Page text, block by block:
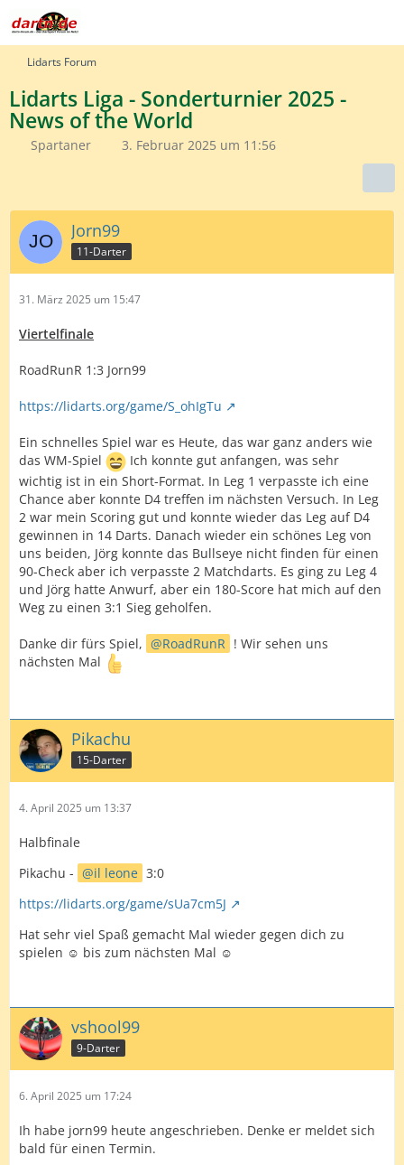
Lidarts Forum
Lidarts Liga - Sonderturnier 2025 -
News of the World
Spartaner 3. Februar 2025 um 11:56
Jorn99
11-Darter
31. März 2025 um 15:47
Viertelfinale
RoadRunR 1:3 Jorn99
https://lidarts.org/game/S_ohIgTu
Ein schnelles Spiel war es Heute, das war ganz anders wie
das WM-Spiel
Ich konnte gut anfangen, was sehr
wichtig ist in ein Short-Format. In Leg 1 verpasste ich eine
Chance aber konnte D4 treffen im nächsten Versuch. In Leg
2 war mein Scoring gut und konnte wieder das Leg auf D4
gewinnen in 14 Darts. Danach wieder ein schönes Leg von
uns beiden, Jörg konnte das Bullseye nicht finden für einen
90-Check aber ich verpasste 2 Matchdarts. Es ging zu Leg 4
und Jörg hatte Anwurf, aber ein 180-Score hat mich auf den
Weg zu einen 3:1 Sieg geholfen.
Danke dir fürs Spiel, RoadRunR ! Wir sehen uns
nächsten Mal
Pikachu
15-Darter
4. April 2025 um 13:37
Halbfinale
Pikachu -
il leone 3:0
https://lidarts.org/game/sUa7cm5J
Hat sehr viel Spaß gemacht Mal wieder gegen dich zu
spielen ☺️ bis zum nächsten Mal ☺️
vshool99
9-Darter
6. April 2025 um 17:24
Ih habe jorn99 heute angeschrieben. Denke er meldet sich
bald für einen Termin.